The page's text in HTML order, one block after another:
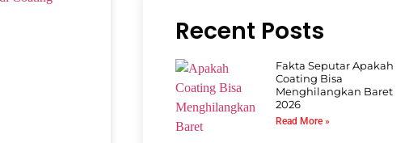
Recent Posts
Fakta Seputar Apakah
Coating Bisa
Menghilangkan Baret
2026
Read More »